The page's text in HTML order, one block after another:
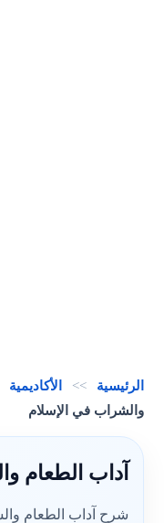
الرئيسية >> الأكاديمية
والشراب في الإسلام
آداب الطعام
شرح آداب الطعام